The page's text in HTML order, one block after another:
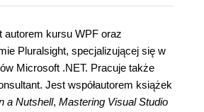
autorem kursu WPF oraz
Pluralsight, specjalizującej się w
Microsoft .NET. Pracuje także
Jest współautorem książek
a Nutshell, Mastering Visual Studio